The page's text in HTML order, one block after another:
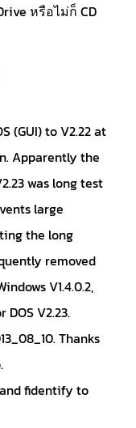
หรือไม่ก็ CD
(GUI) to V2.22 at
Apparently the
was long test
large
the long
removed
V1.4.0.2,
V2.23.
Thanks
fidentify to